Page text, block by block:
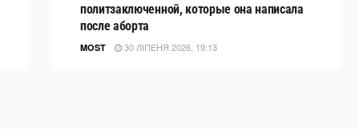
политзаключенной, которые она написала
после аборта
MOST 30 ЛІПЕНЯ 2026, 19:13